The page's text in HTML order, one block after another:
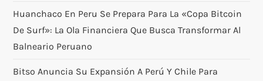
Huanchaco En Peru Se Prepara Para La «Copa Bitcoin
De Surf»: La Ola Financiera Que Busca Transformar Al
Balneario Peruano
Bitso Anuncia Su Expansión A Perú Y Chile Para